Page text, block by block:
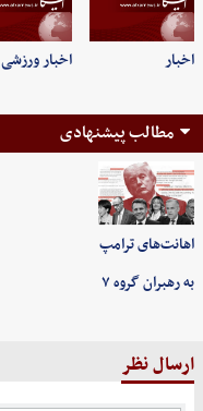
اخبار اخبار ورزشی
مطالب پیشنهادی
اهانت‌های ترامپ
به رهبران گروه ۷
ارسال نظر